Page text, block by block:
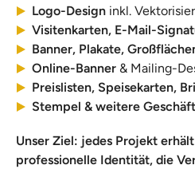
Logo-Design inkl.
Visitenkarten, E-Mail-
Banner, Plakate,
Online-Banner & Mailing-
Preislisten, Speisekarten,
Stempel & weitere
Unser Ziel: jedes Projekt
professionelle Identität, die